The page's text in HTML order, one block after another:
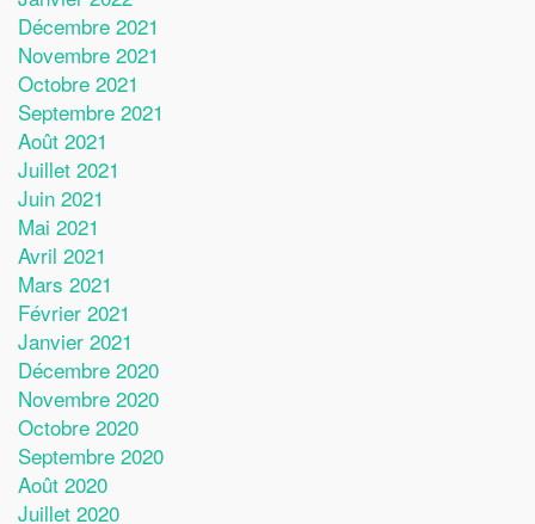
Décembre 2021
Novembre 2021
Octobre 2021
Septembre 2021
Août 2021
Juillet 2021
Juin 2021
Mai 2021
Avril 2021
Mars 2021
Février 2021
Janvier 2021
Décembre 2020
Novembre 2020
Octobre 2020
Septembre 2020
Août 2020
Juillet 2020